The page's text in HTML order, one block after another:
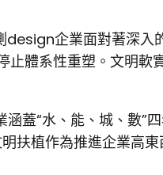
design企業面對著深入
體系性重塑。文明軟
蓋“水、能、城、數”
扶植作為推進企業高